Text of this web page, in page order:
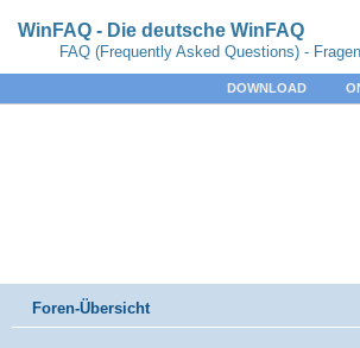
WinFAQ - Die deutsche WinFAQ
FAQ (Frequently Asked Questions) -
DOWNLOAD
Foren-Übersicht